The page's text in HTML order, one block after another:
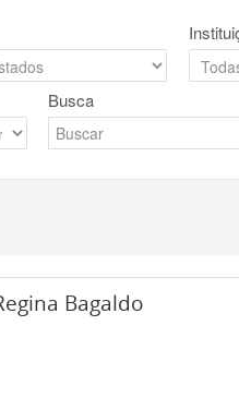
Busca
Bagaldo